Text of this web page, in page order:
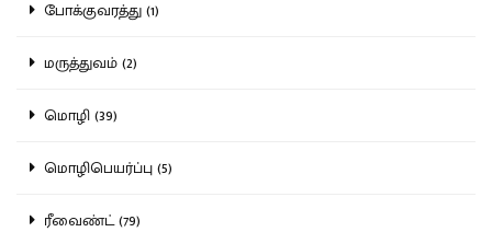
போக்குவரத்து (1)
மருத்துவம் (2)
மொழி (39)
மொழிபெயர்ப்பு (5)
ரீவைண்ட் (79)